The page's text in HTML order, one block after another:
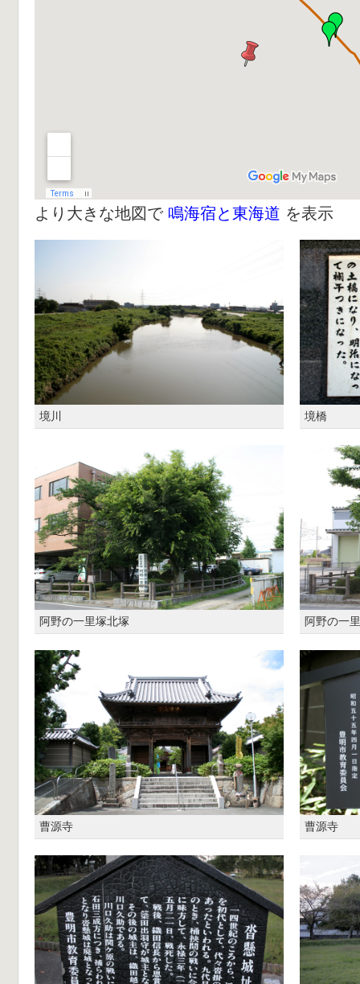
より大きな地図で 鳴海宿と東海道 を表示
境川 境橋
阿野の一里塚北塚 阿野の一
曹源寺 曹源寺